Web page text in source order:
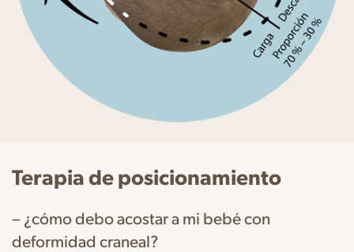
Terapia de posicionamiento
– ¿cómo debo acostar a mi bebé con
deformidad craneal?